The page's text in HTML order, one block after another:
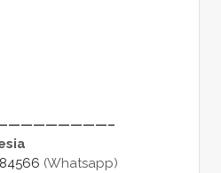
(Whatsapp)